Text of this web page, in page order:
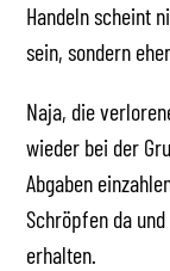
Handeln scheint
sein, sondern
Naja, die
wieder bei der
Abgaben
Schröpfen da
erhalten.